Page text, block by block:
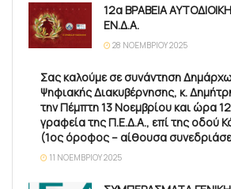
12α ΒΡΑΒΕΙΑ
ΕΝ.Δ.Α.
28 ΝΟΕΜΒΡΊΟΥ 2025
Σας καλούμε σε συνάντηση
Ψηφιακής Διακυβέρνησης, κ.
την Πέμπτη 13 Νοεμβρίου και ώρα
γραφεία της Π.Ε.Δ.Α., επί της οδού
(1ος όροφος – αίθουσα
11 ΝΟΕΜΒΡΊΟΥ 2025